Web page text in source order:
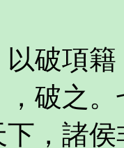
項籍
破之
，諸